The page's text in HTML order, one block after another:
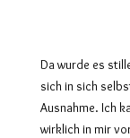
Da wurde es
sich in sich
Ausnahme. Ich
wirklich in mir